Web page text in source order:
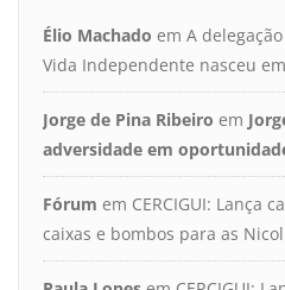
Élio Machado em A
Vida Independente nasceu
Jorge de Pina Ribeiro em
adversidade em
Fórum em CERCIGUI: Lança
caixas e bombos para as